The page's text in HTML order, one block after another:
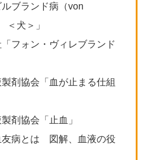
ブランド病（von
＜犬＞」
フォン・ヴィレブランド
剤協会「血が止まる仕組
剤協会「止血」
友病とは 図解、血液の役